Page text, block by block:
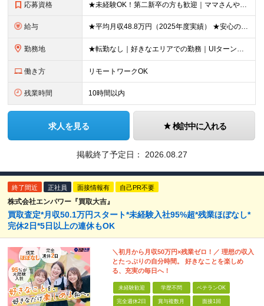
応募資格 ★未経験OK！第二新卒の方も歓迎｜ママさんやブランクありの方など、20～50代女性が多数活躍中♪ ◆高卒以上 ◆社会人経験をお持ちの方 - 業界・業種・職種・経験年数は問いません。 «こんな方が
給与 ★平均月収48.8万円（2025年度実績） ★安心の固定給＋賞与年2回＋インセンティブ！手当も充実 月給21万円～23万円＋諸手当＋インセンティブ＋賞与年2回 ※給与は年間平均の税込定例給与です。賞
勤務地 ★転勤なし｜好きなエリアでの勤務｜UIターン歓迎 全国47都道府県にある支社のいずれかにて勤務していただきます。 ＜募集エリア＞ ◆北海道・東北：北海道/青森/宮城/岩手/秋田/山形/福島
働き方 リモートワークOK
残業時間 10時間以内
求人を見る 検討中に入れる
掲載終了予定日： 2026.08.27
終了間近 正社員 面接情報有 自己PR不要
株式会社エンパワー『買取大吉』
買取査定*月収50.1万円スタート*未経験入社95%超*残業ほぼなし*
完休2日*5日以上の連休もOK
＼初月から月収50万円×残業ゼロ！／ 理想の収入
とたっぷりの自分時間。 好きなことを楽しめ
る、充実の毎日へ！
未経験歓迎 学歴不問 ベテランOK
完全週休2日 賞与複数月 面接1回